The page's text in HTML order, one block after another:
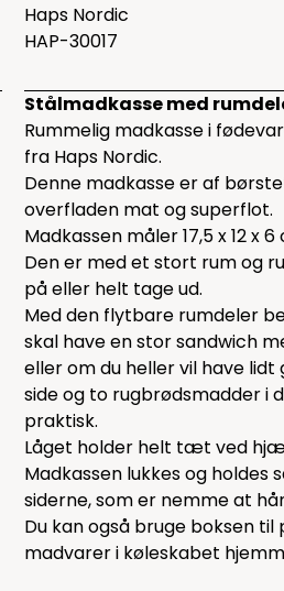
Haps Nordic
HAP-30017
Stålmadkasse med
Rummelig madkasse i
fra Haps Nordic.
Denne madkasse er af
overfladen mat og superflot.
Madkassen måler 17,5 x 12 x 6
Den er med et stort rum og
på eller helt tage ud.
Med den flytbare rumdeler
skal have en stor sandwich
eller om du heller vil have
side og to rugbrødsmadder i
praktisk.
Låget holder helt tæt ved
Madkassen lukkes og holdes
siderne, som er nemme at
Du kan også bruge boksen
madvarer i køleskabet